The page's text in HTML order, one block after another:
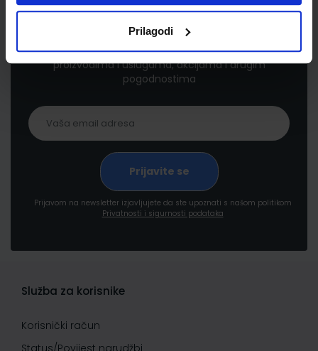
Prilagodi
Newsletter prijava
Prijavite se kako bi primali informacije o novim
proizvodima i uslugama, akcijama i drugim
pogodnostima
Prijavom na newsletter izjavljujete da ste upoznati s našom politikom
Privatnosti i sigurnosti podataka
Služba za korisnike
Korisnički račun
Status/Povijest narudžbi